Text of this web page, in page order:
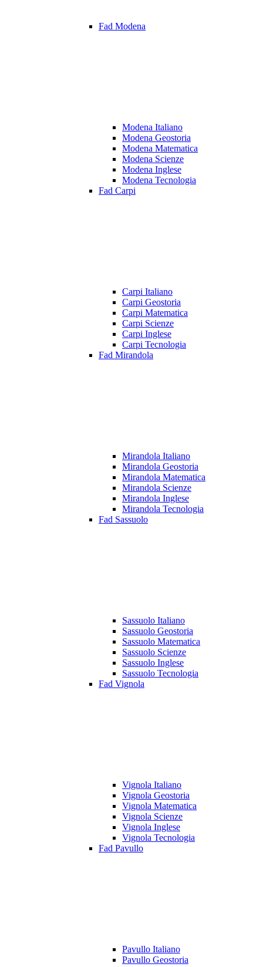
Fad Modena
Modena Italiano
Modena Geostoria
Modena Matematica
Modena Scienze
Modena Inglese
Modena Tecnologia
Fad Carpi
Carpi Italiano
Carpi Geostoria
Carpi Matematica
Carpi Scienze
Carpi Inglese
Carpi Tecnologia
Fad Mirandola
Mirandola Italiano
Mirandola Geostoria
Mirandola Matematica
Mirandola Scienze
Mirandola Inglese
Mirandola Tecnologia
Fad Sassuolo
Sassuolo Italiano
Sassuolo Geostoria
Sassuolo Matematica
Sassuolo Scienze
Sassuolo Inglese
Sassuolo Tecnologia
Fad Vignola
Vignola Italiano
Vignola Geostoria
Vignola Matematica
Vignola Scienze
Vignola Inglese
Vignola Tecnologia
Fad Pavullo
Pavullo Italiano
Pavullo Geostoria